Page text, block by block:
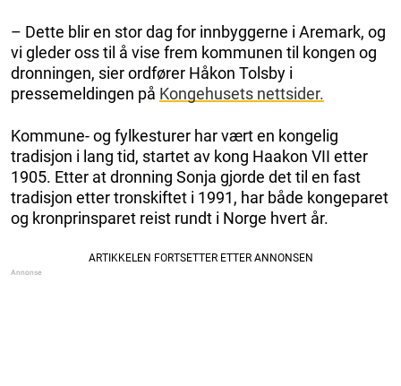
– Dette blir en stor dag for innbyggerne i Aremark, og
vi gleder oss til å vise frem kommunen til kongen og
dronningen, sier ordfører Håkon Tolsby i
pressemeldingen på Kongehusets nettsider.
Kommune- og fylkesturer har vært en kongelig
tradisjon i lang tid, startet av kong Haakon VII etter
1905. Etter at dronning Sonja gjorde det til en fast
tradisjon etter tronskiftet i 1991, har både kongeparet
og kronprinsparet reist rundt i Norge hvert år.